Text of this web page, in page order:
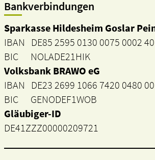
Bankverbindungen
Sparkasse Hildesheim Goslar
IBAN DE85 2595 0130 0075 0002 40
BIC NOLADE21HIK
Volksbank BRAWO eG
IBAN DE23 2699 1066 7420 0480 00
BIC GENODEF1WOB
Gläubiger-ID
DE41ZZZ00000209721